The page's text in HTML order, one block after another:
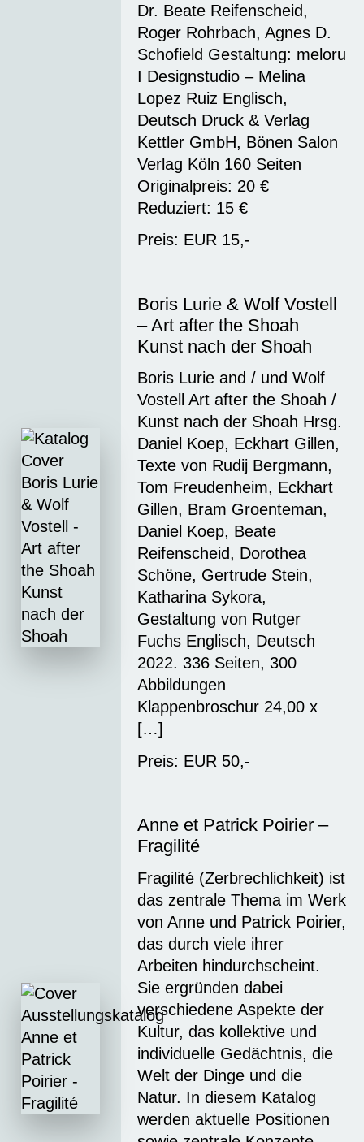
Dr. Beate Reifenscheid,
Roger Rohrbach, Agnes D.
Schofield Gestaltung: meloru
I Designstudio – Melina
Lopez Ruiz Englisch,
Deutsch Druck & Verlag
Kettler GmbH, Bönen Salon
Verlag Köln 160 Seiten
Originalpreis: 20 €
Reduziert: 15 €
Preis: EUR 15,-
Boris Lurie & Wolf Vostell
– Art after the Shoah
Kunst nach der Shoah
Boris Lurie and / und Wolf
Vostell Art after the Shoah /
Kunst nach der Shoah Hrsg.
Daniel Koep, Eckhart Gillen,
Texte von Rudij Bergmann,
Tom Freudenheim, Eckhart
Gillen, Bram Groenteman,
Daniel Koep, Beate
Reifenscheid, Dorothea
Schöne, Gertrude Stein,
Katharina Sykora,
Gestaltung von Rutger
Fuchs Englisch, Deutsch
2022. 336 Seiten, 300
Abbildungen
Klappenbroschur 24,00 x
[…]
Preis: EUR 50,-
Anne et Patrick Poirier –
Fragilité
Fragilité (Zerbrechlichkeit) ist
das zentrale Thema im Werk
von Anne und Patrick Poirier,
das durch viele ihrer
Arbeiten hindurchscheint.
Sie ergründen dabei
verschiedene Aspekte der
Kultur, das kollektive und
individuelle Gedächtnis, die
Welt der Dinge und die
Natur. In diesem Katalog
werden aktuelle Positionen